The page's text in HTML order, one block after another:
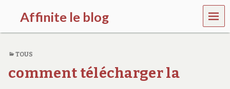
Affinite le blog
e
p
u
MEN
U
TOUS
comment télécharger la